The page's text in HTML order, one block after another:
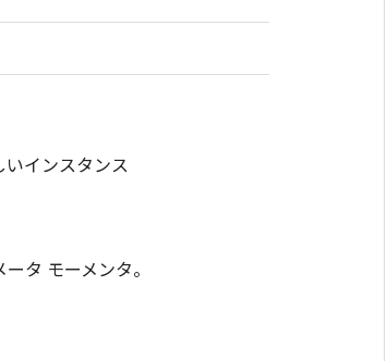
いインスタンス
タ モーメンタ。